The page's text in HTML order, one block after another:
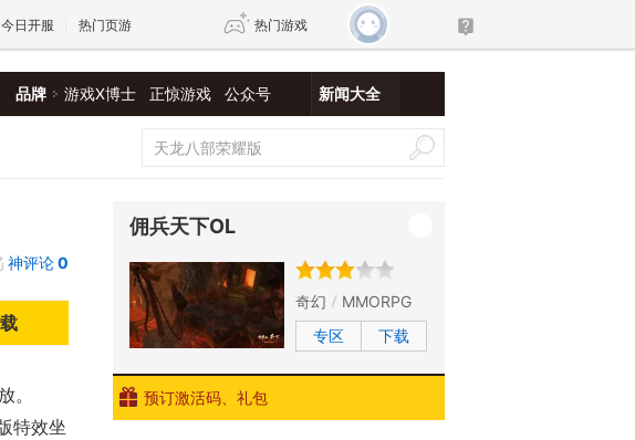
今日开服 热门页游 热门游戏
王权与自由 诛仙世界 新仙侠5
品牌 游戏X博士 正惊游戏 公众号 新闻大全
神评论0
。
特效坐
佣兵天下OL
奇幻
MMORPG
专区
下载
预订激活码、礼包